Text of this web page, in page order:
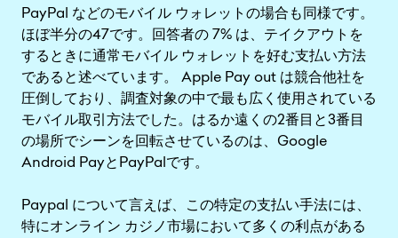
PayPal などのモバイル ウォレットの場合も同様です。
ほぼ半分の47です。回答者の 7% は、テイクアウトを
するときに通常モバイル ウォレットを好む支払い方法
であると述べています。 Apple Pay out は競合他社を
圧倒しており、調査対象の中で最も広く使用されている
モバイル取引方法でした。はるか遠くの2番目と3番目
の場所でシーンを回転させているのは、Google
Android PayとPayPalです。
Paypal について言えば、この特定の支払い手法には、
特にオンライン カジノ市場において多くの利点がある